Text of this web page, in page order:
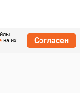
на их
Согласен